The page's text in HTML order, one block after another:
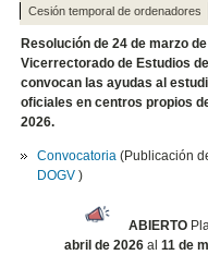
Cesión temporal de ordenadores
Resolución de 24 de marzo
Vicerrectorado de Estudios
convocan las ayudas al
oficiales en centros propios
2026.
Convocatoria (Publicación
DOGV)
ABIERTO
abril de 2026al11 de